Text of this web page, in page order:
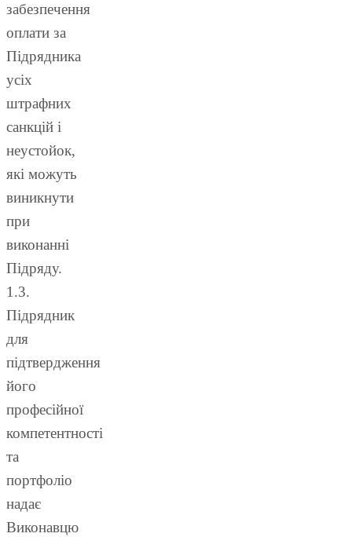
забезпечення
оплати за
Підрядника
усіх
штрафних
санкцій і
неустойок,
які можуть
виникнути
при
виконанні
Підряду.
1.3.
Підрядник
для
підтвердження
його
професійної
компетентності
та
портфоліо
надає
Виконавцю